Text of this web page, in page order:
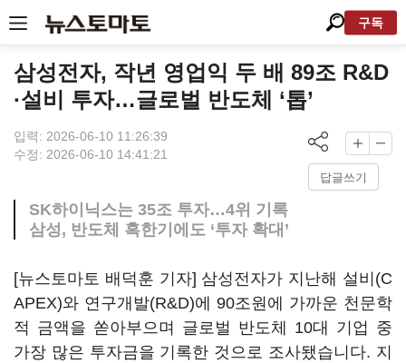
구독
삼성전자, 작년 영업익 두 배 89조 R&D
·설비 투자…글로벌 반도체 ‘톱’
입력: 2026-06-10 11:26:39
수정: 2026-06-10 14:41:21
답글쓰기
SK하이닉스는 35조 투자…4위 기록
삼성, 반도체 혹한기에도 ‘투자 확대’
[뉴스토마토 배덕훈 기자] 삼성전자가 지난해 설비 (C
APEX)와 연구개발(R&D)에 90조원에 가까운 천문학
적 금액을 쏟아부으며 글로벌 반도체 10대 기업 중
가장 많은 투자금을 기록한 것으로 조사됐습니다. 지